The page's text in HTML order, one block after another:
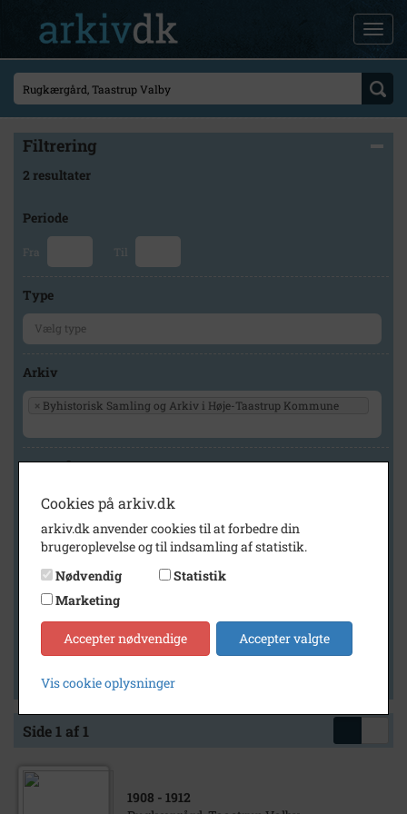
Filtrering
2 resultater
Periode
Fra Til
Type
Arkiv
× Byhistorisk Samling og Arkiv i Høje-Taastrup Kommune
Geografi
Generelt
Vis kun med billeder
Vis kun med filmklip
Vis kun med lydklip
Vis kun med kilder
Vis kun med geo-tag
Side 1 af 1
1908 - 1912
Cookies på arkiv.dk
arkiv.dk anvender cookies til at forbedre din
brugeroplevelse og til indsamling af statistik.
Nødvendig
Statistik
Marketing
Accepter nødvendige Accepter valgte
Vis cookie oplysninger